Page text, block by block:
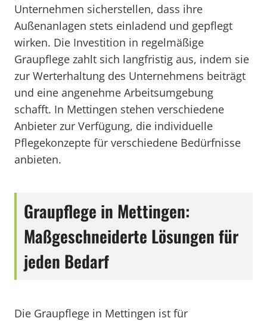
Unternehmen sicherstellen, dass ihre
Außenanlagen stets einladend und gepflegt
wirken. Die Investition in regelmäßige
Graupflege zahlt sich langfristig aus, indem sie
zur Werterhaltung des Unternehmens beiträgt
und eine angenehme Arbeitsumgebung
schafft. In Mettingen stehen verschiedene
Anbieter zur Verfügung, die individuelle
Pflegekonzepte für verschiedene Bedürfnisse
anbieten.
Graupflege in Mettingen:
Maßgeschneiderte Lösungen für
jeden Bedarf
Die Graupflege in Mettingen ist für